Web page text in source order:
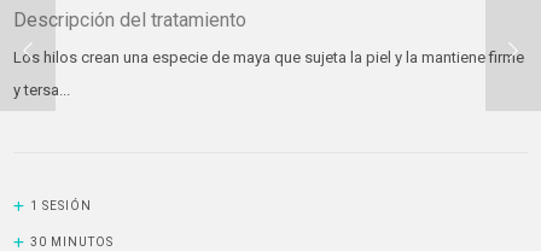
Descripción del tratamiento
Los hilos crean una especie de maya que sujeta la piel y la mantiene firme
y tersa...
1 SESIÓN
30 MINUTOS